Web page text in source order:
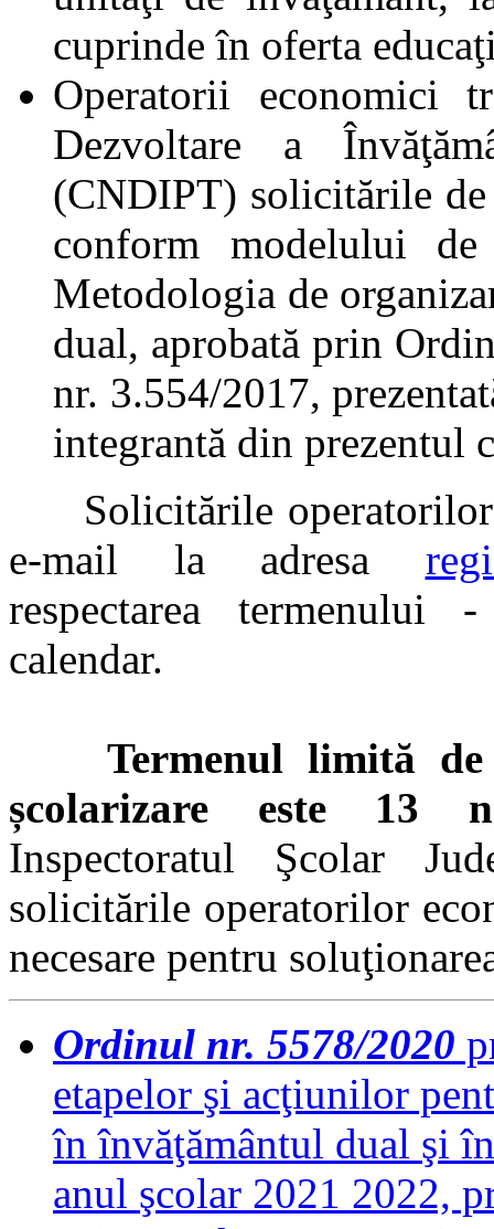
cuprinde în oferta
Operatorii economici
Dezvoltare a
(CNDIPT) solicitările
conform modelului
Metodologia de
dual, aprobată prin
nr. 3.554/2017,
integrantă din prezentul
Solicitările operatorilor
e-mail la adresa
respectarea
calendar.
Termenul limită
școlarizare este 13
Inspectoratul Şcolar
solicitările operatorilor
necesare pentru
Ordinul nr. 5578/2020
etapelor şi acţiunilor
în învăţământul dual şi
anul şcolar 2021 2022,